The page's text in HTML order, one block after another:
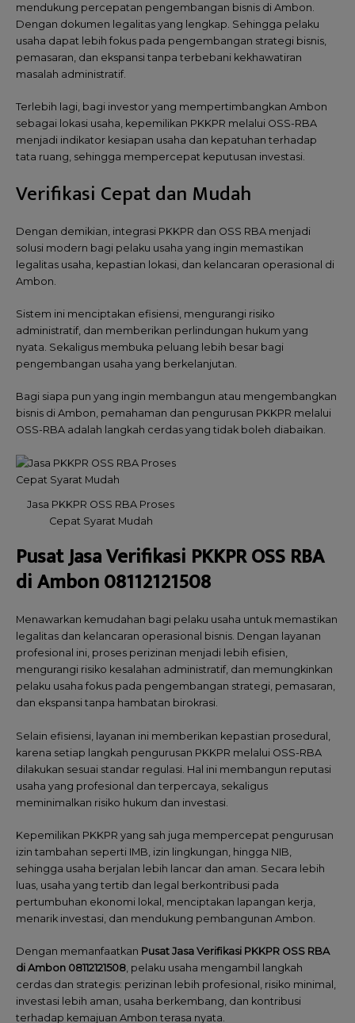
mendukung percepatan pengembangan bisnis di Ambon.
Dengan dokumen legalitas yang lengkap. Sehingga pelaku
usaha dapat lebih fokus pada pengembangan strategi bisnis,
pemasaran, dan ekspansi tanpa terbebani kekhawatiran
masalah administratif.
Terlebih lagi, bagi investor yang mempertimbangkan Ambon
sebagai lokasi usaha, kepemilikan PKKPR melalui OSS-RBA
menjadi indikator kesiapan usaha dan kepatuhan terhadap
tata ruang, sehingga mempercepat keputusan investasi.
Verifikasi Cepat dan Mudah
Dengan demikian, integrasi PKKPR dan OSS RBA menjadi
solusi modern bagi pelaku usaha yang ingin memastikan
legalitas usaha, kepastian lokasi, dan kelancaran operasional di
Ambon.
Sistem ini menciptakan efisiensi, mengurangi risiko
administratif, dan memberikan perlindungan hukum yang
nyata. Sekaligus membuka peluang lebih besar bagi
pengembangan usaha yang berkelanjutan.
Bagi siapa pun yang ingin membangun atau mengembangkan
bisnis di Ambon, pemahaman dan pengurusan PKKPR melalui
OSS-RBA adalah langkah cerdas yang tidak boleh diabaikan.
Jasa PKKPR OSS RBA Proses
Cepat Syarat Mudah
Pusat Jasa Verifikasi PKKPR OSS RBA
di Ambon 08112121508
Menawarkan kemudahan bagi pelaku usaha untuk memastikan
legalitas dan kelancaran operasional bisnis. Dengan layanan
profesional ini, proses perizinan menjadi lebih efisien,
mengurangi risiko kesalahan administratif, dan memungkinkan
pelaku usaha fokus pada pengembangan strategi, pemasaran,
dan ekspansi tanpa hambatan birokrasi.
Selain efisiensi, layanan ini memberikan kepastian prosedural,
karena setiap langkah pengurusan PKKPR melalui OSS-RBA
dilakukan sesuai standar regulasi. Hal ini membangun reputasi
usaha yang profesional dan terpercaya, sekaligus
meminimalkan risiko hukum dan investasi.
Kepemilikan PKKPR yang sah juga mempercepat pengurusan
izin tambahan seperti IMB, izin lingkungan, hingga NIB,
sehingga usaha berjalan lebih lancar dan aman. Secara lebih
luas, usaha yang tertib dan legal berkontribusi pada
pertumbuhan ekonomi lokal, menciptakan lapangan kerja,
menarik investasi, dan mendukung pembangunan Ambon.
Dengan memanfaatkan Pusat Jasa Verifikasi PKKPR OSS RBA
di Ambon 08112121508, pelaku usaha mengambil langkah
cerdas dan strategis: perizinan lebih profesional, risiko minimal,
investasi lebih aman, usaha berkembang, dan kontribusi
terhadap kemajuan Ambon terasa nyata.